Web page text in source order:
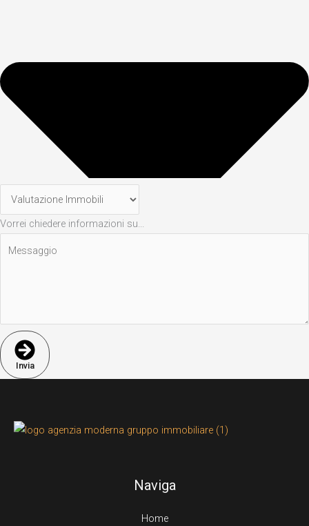
Vorrei chiedere informazioni su...
Invia
Naviga
Home